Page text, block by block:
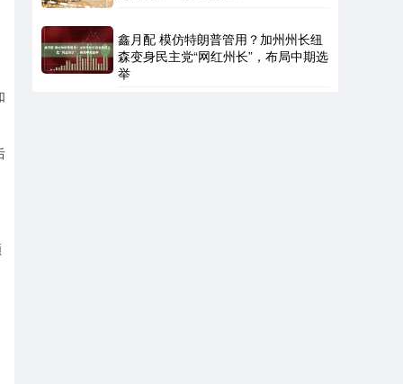
鑫月配 模仿特朗普管用？加州州长纽
森变身民主党“网红州长”，布局中期选
举